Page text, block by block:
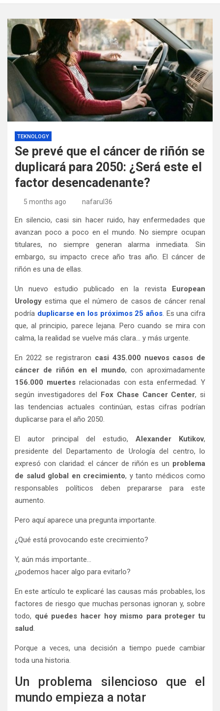
TEKNOLOGY
Se prevé que el cáncer de riñón se
duplicará para 2050: ¿Será este el
factor desencadenante?
5 months ago nafarul36
En silencio, casi sin hacer ruido, hay enfermedades que
avanzan poco a poco en el mundo. No siempre ocupan
titulares, no siempre generan alarma inmediata. Sin
embargo, su impacto crece año tras año. El cáncer de
riñón es una de ellas.
Un nuevo estudio publicado en la revista European
Urology estima que el número de casos de cáncer renal
podría duplicarse en los próximos 25 años. Es una cifra
que, al principio, parece lejana. Pero cuando se mira con
calma, la realidad se vuelve más clara… y más urgente.
En 2022 se registraron casi 435.000 nuevos casos de
cáncer de riñón en el mundo, con aproximadamente
156.000 muertesrelacionadas con esta enfermedad. Y
según investigadores del Fox Chase Cancer Center, si
las tendencias actuales continúan, estas cifras podrían
duplicarse para el año 2050.
El autor principal del estudio, Alexander Kutikov,
presidente del Departamento de Urología del centro, lo
expresó con claridad: el cáncer de riñón es un problema
de salud global en crecimiento, y tanto médicos como
responsables políticos deben prepararse para este
aumento.
Pero aquí aparece una pregunta importante.
¿Qué está provocando este crecimiento?
Y, aún más importante…
¿podemos hacer algo para evitarlo?
En este artículo te explicaré las causas más probables, los
factores de riesgo que muchas personas ignoran y, sobre
todo, qué puedes hacer hoy mismo para proteger tu
salud.
Porque a veces, una decisión a tiempo puede cambiar
toda una historia.
Un problema silencioso que el
mundo empieza a notar